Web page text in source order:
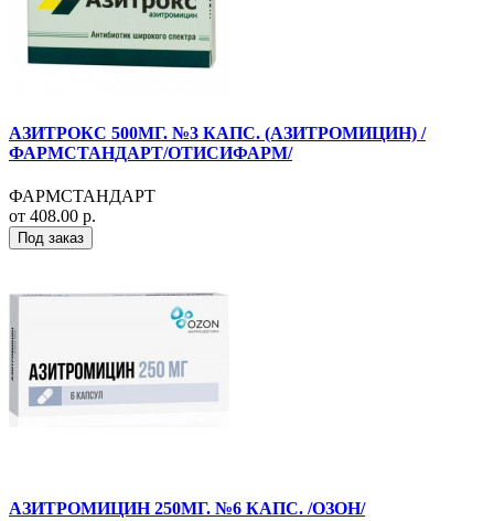
АЗИТРОКС 500МГ. №3 КАПС. (АЗИТРОМИЦИН) /
ФАРМСТАНДАРТ/ОТИСИФАРМ/
ФАРМСТАНДАРТ
от 408.00 р.
Под заказ
АЗИТРОМИЦИН 250МГ. №6 КАПС. /ОЗОН/